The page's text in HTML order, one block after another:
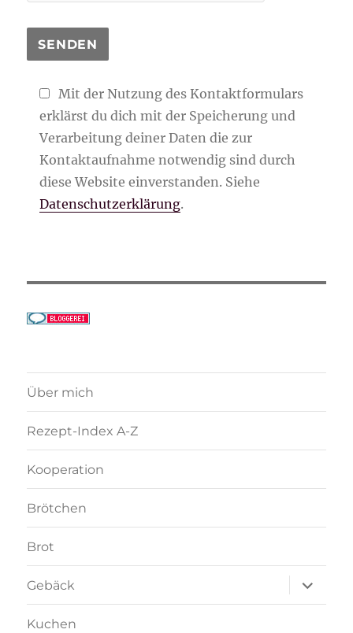
Mit der Nutzung des Kontaktformulars
erklärst du dich mit der Speicherung und
Verarbeitung deiner Daten die zur
Kontaktaufnahme notwendig sind durch
diese Website einverstanden. Siehe
Datenschutzerklärung.
Über mich
Rezept-Index A-Z
Kooperation
Brötchen
Brot
Gebäck
anzeigen
Kuchen